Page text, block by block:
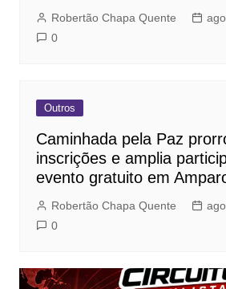
Robertão Chapa Quente
0
Outros
Caminhada pela Paz
inscrições e amplia
evento gratuito em
Robertão Chapa Quente
0